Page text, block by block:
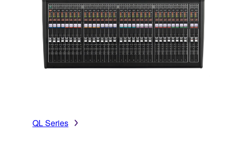
QL Series